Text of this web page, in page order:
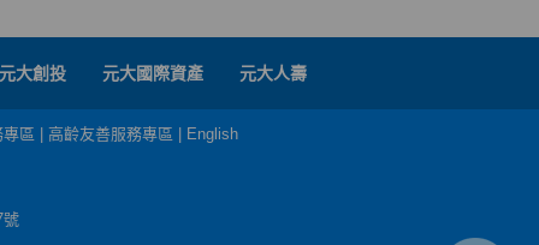
元大創投 元大國際資產 元大人壽
區 高齡友善服務專區 English
號